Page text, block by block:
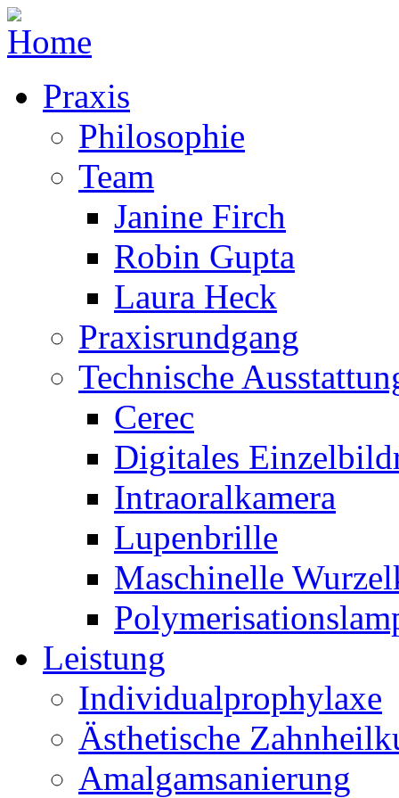
Praxis
Philosophie
Team
Janine Firch
Robin Gupta
Laura Heck
Praxisrundgang
Technische
Cerec
Digitales
Intraoralkamera
Lupenbrille
Maschinelle
Leistung
Individualprophylaxe
Ästhetische
Amalgamsanierung